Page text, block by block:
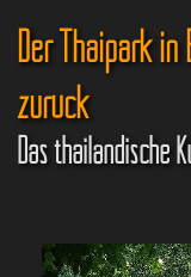
Der Thaipark
zurück
Das thailändische